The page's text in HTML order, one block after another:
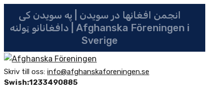
انجمن افغانها در سویدن | په سویدن کی
دافغانانو ټولنه | Afghanska Föreningen i
Sverige
Skriv till oss: info@afghanskaforeningen.se
Swish:1233490885